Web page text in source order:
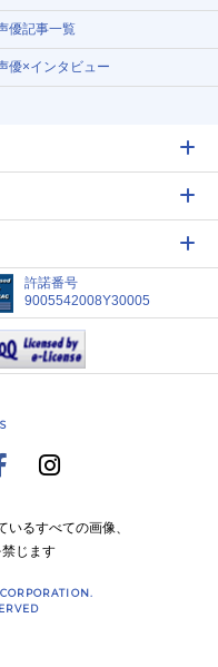
優記事一覧
優×インタビュー
許諾番号
9005542008Y30005
るすべての画像、
じます